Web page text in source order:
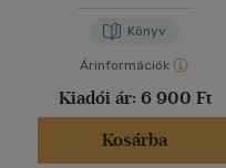
Könyv
Árinformációk
Kiadói ár: 6 900 Ft
Kosárba